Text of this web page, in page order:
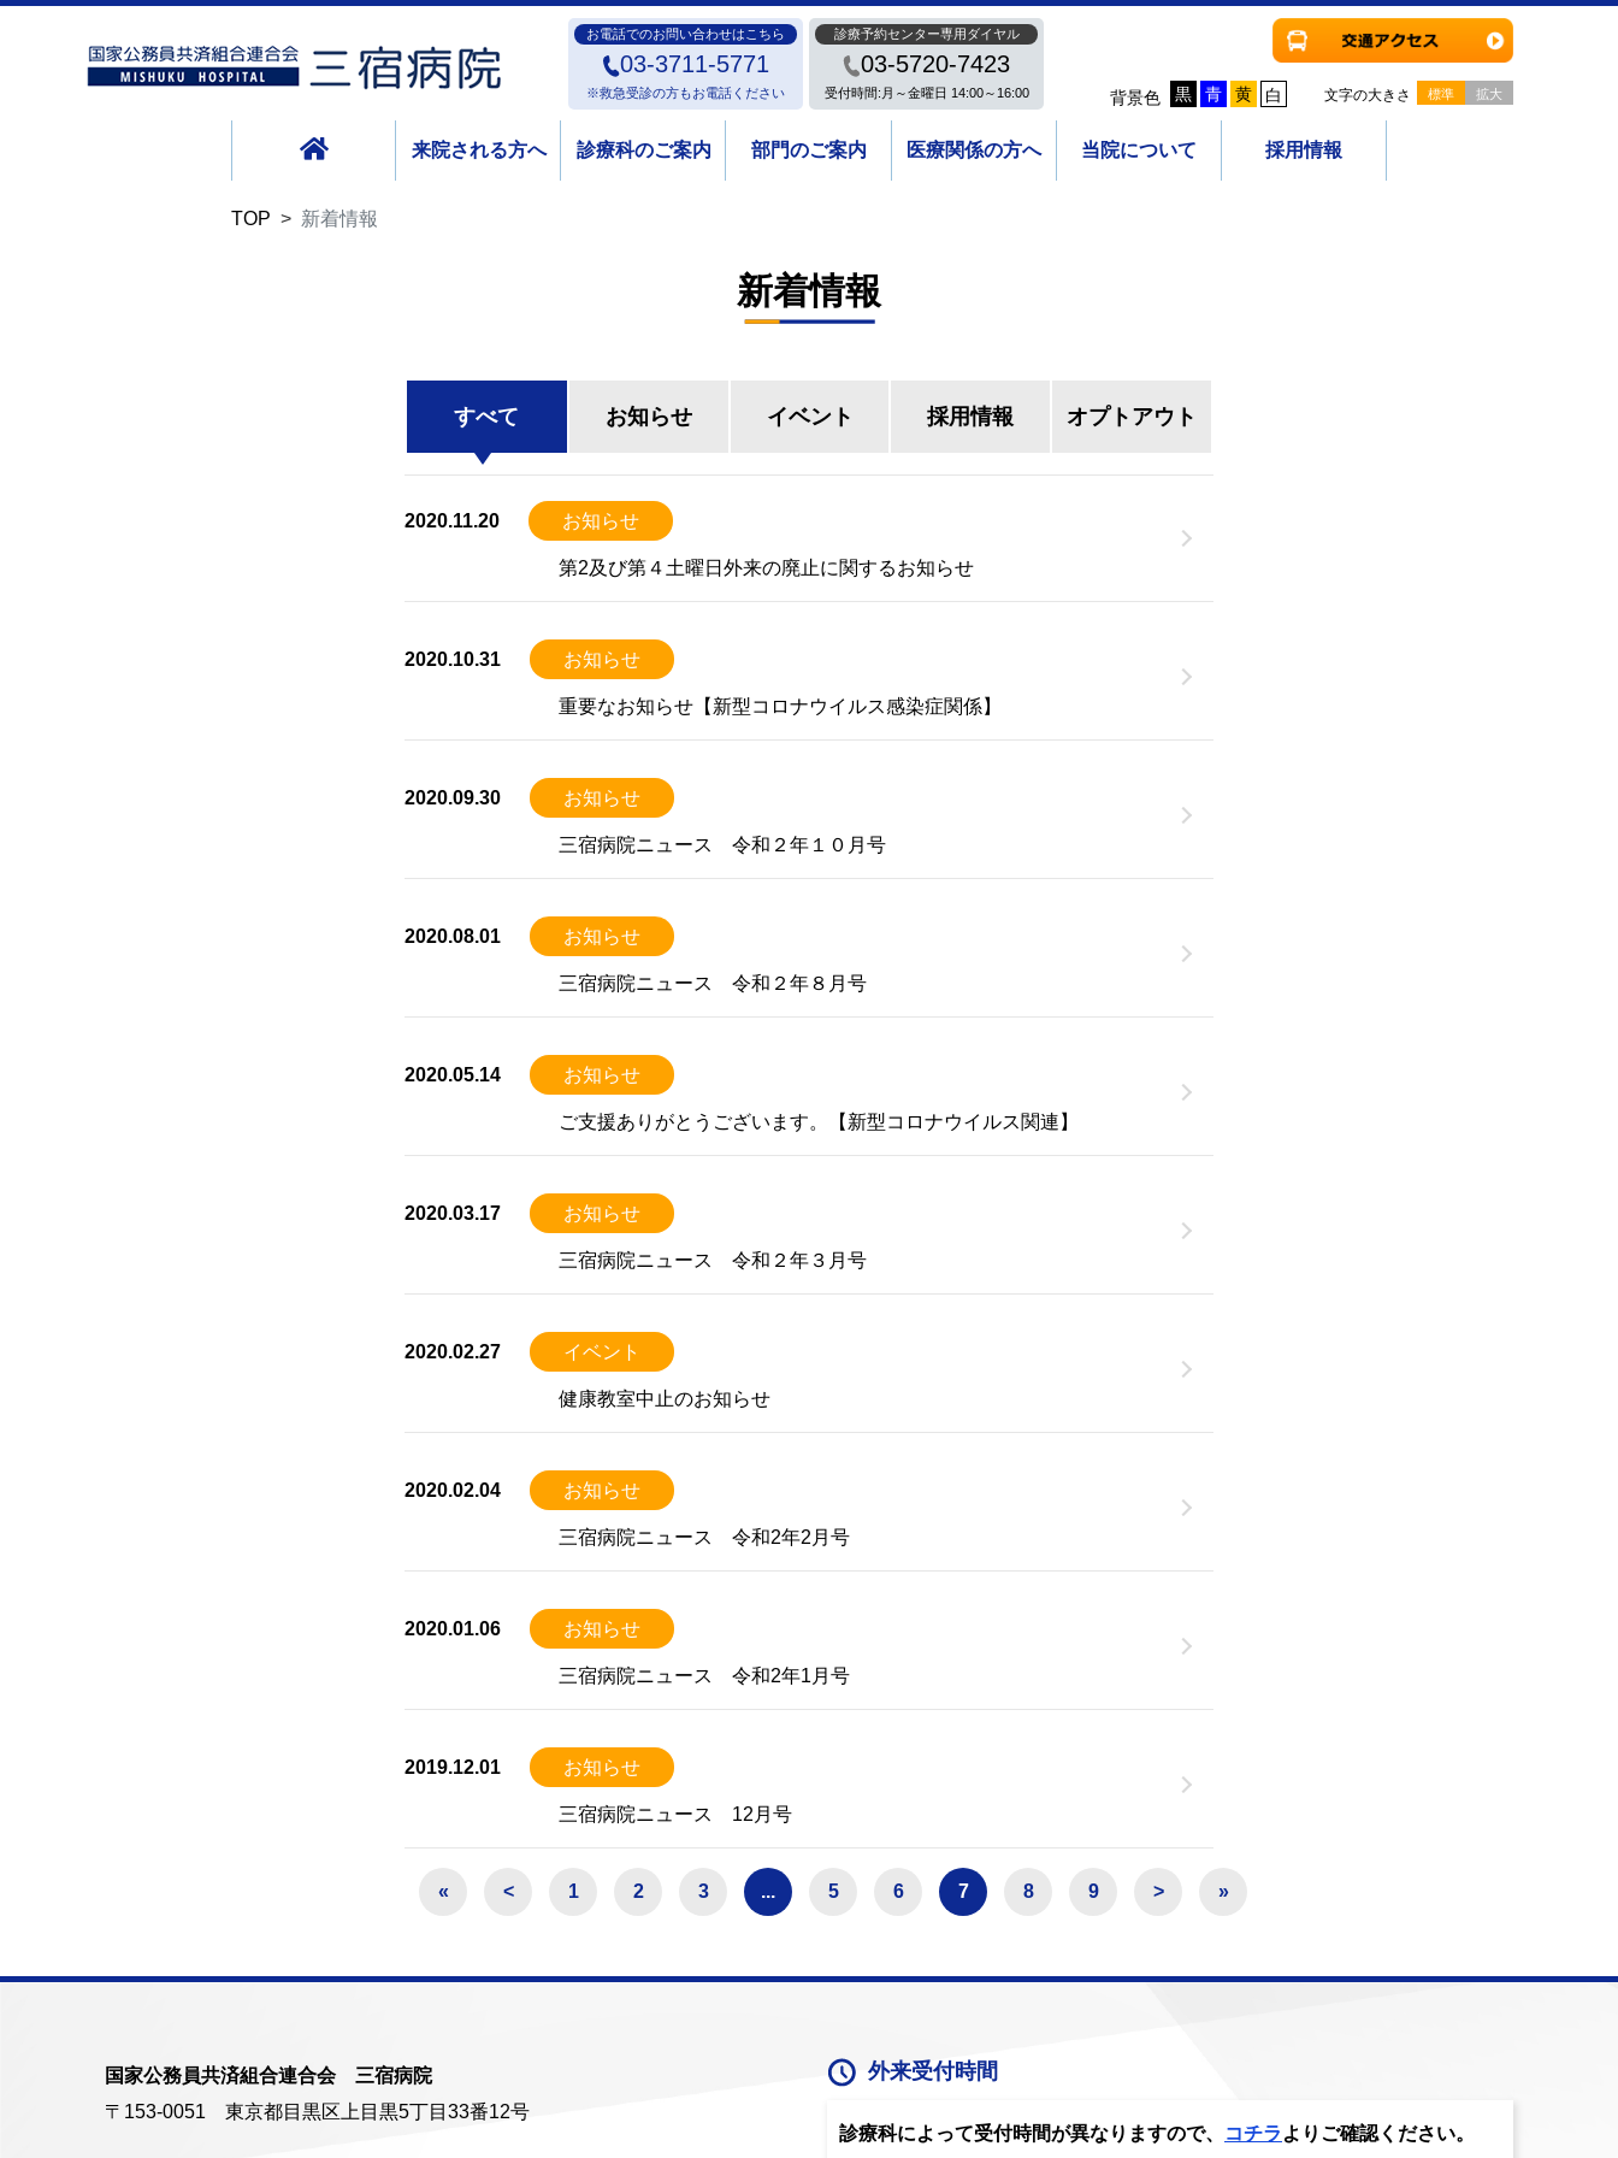
お電話でのお問い合わせはこちら
03-3711-5771
※救急受診の方もお電話ください
診療予約センター専用ダイヤル
03-5720-7423
受付時間:月～金曜日 14:00～16:00 背景色 黒 青 黄 白 文字の大きさ 標準 拡大
来院される方へ 診療科のご案内 部門のご案内 医療関係の方へ 当院について 採用情報
TOP 新着情報
新着情報
すべて お知らせ イベント 採用情報 オプトアウト
2020.11.20 お知らせ
第2及び第４土曜日外来の廃止に関するお知らせ
2020.10.31 お知らせ
重要なお知らせ【新型コロナウイルス感染症関係】
2020.09.30 お知らせ
三宿病院ニュース 令和２年１０月号
2020.08.01 お知らせ
三宿病院ニュース 令和２年８月号
2020.05.14 お知らせ
ご支援ありがとうございます。【新型コロナウイルス関連】
2020.03.17 お知らせ
三宿病院ニュース 令和２年３月号
2020.02.27 イベント
健康教室中止のお知らせ
2020.02.04 お知らせ
三宿病院ニュース 令和2年2月号
2020.01.06 お知らせ
三宿病院ニュース 令和2年1月号
2019.12.01 お知らせ
三宿病院ニュース 12月号
« < 1 2 3 ... 5 6 7 8 9 > »
国家公務員共済組合連合会 三宿病院
〒153-0051 東京都目黒区上目黒5丁目33番12号
外来受付時間
診療科によって受付時間が異なりますので、 コチラ よりご確認ください。